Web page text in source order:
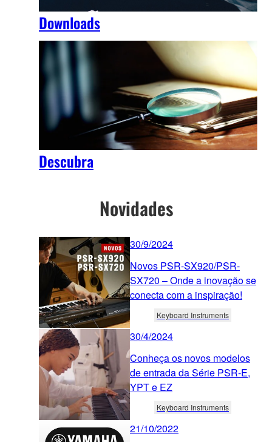
Downloads
Descubra
Novidades
30/9/2024
Novos PSR-SX920/PSR-
SX720 – Onde a inovação se
conecta com a inspiração!
Keyboard Instruments
30/4/2024
Conheça os novos modelos
de entrada da Série PSR-E,
YPT e EZ
Keyboard Instruments
21/10/2022